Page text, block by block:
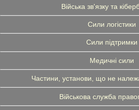
Війська зв'язку та
Сили логістики
Сили підтримки
Медичні сили
Частини, установи, що не
Військова служба